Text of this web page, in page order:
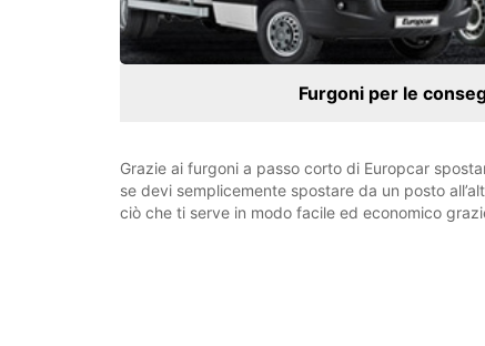
Furgoni per le
Grazie ai furgoni a passo corto di Europcar
se devi semplicemente spostare da un posto
ciò che ti serve in modo facile ed economico